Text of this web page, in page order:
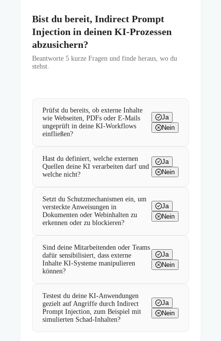
Bist du bereit, Indirect Prompt
Injection in deinen KI-Prozessen
abzusichern?
Beantworte 5 kurze Fragen und finde heraus, wo du
stehst.
Prüfst du bereits, ob externe Inhalte
wie Webseiten, PDFs oder E-Mails
ungeprüft in deine KI-Workflows
einfließen?
Ja
Nein
Hast du definiert, welche externen
Quellen deine KI verarbeiten darf und
welche nicht?
Ja
Nein
Setzt du Schutzmechanismen ein, um
versteckte Anweisungen in
Dokumenten oder Webinhalten zu
erkennen oder zu blockieren?
Ja
Nein
Sind deine Mitarbeitenden oder Teams
dafür sensibilisiert, dass externe
Inhalte KI-Systeme manipulieren
können?
Ja
Nein
Testest du deine KI-Anwendungen
gezielt auf Angriffe durch Indirect
Prompt Injection, zum Beispiel mit
simulierten Schad-Inhalten?
Ja
Nein